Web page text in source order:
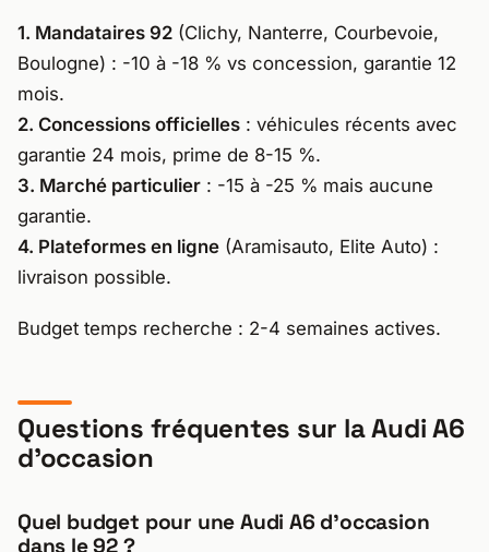
1. Mandataires 92 (Clichy, Nanterre, Courbevoie,
Boulogne) : -10 à -18 % vs concession, garantie 12
mois.
2. Concessions officielles : véhicules récents avec
garantie 24 mois, prime de 8-15 %.
3. Marché particulier : -15 à -25 % mais aucune
garantie.
4. Plateformes en ligne (Aramisauto, Elite Auto) :
livraison possible.
Budget temps recherche : 2-4 semaines actives.
Questions fréquentes sur la Audi A6
d’occasion
Quel budget pour une Audi A6 d’occasion
dans le 92 ?